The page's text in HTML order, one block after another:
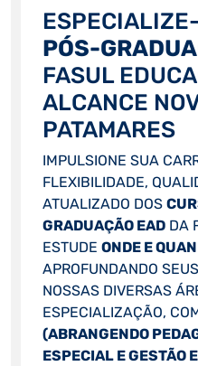
PÓS-
FASUL
ALCANCE
PATAMARES
IMPULSIONE SUA
FLEXIBILIDADE,
ATUALIZADO DOS
GRADUAÇÃO EADDA
ESTUDE ONDE E
APROFUNDANDO
NOSSAS DIVERSAS
ESPECIALIZAÇÃO,
(ABRANGENDO
ESPECIAL E GESTÃO